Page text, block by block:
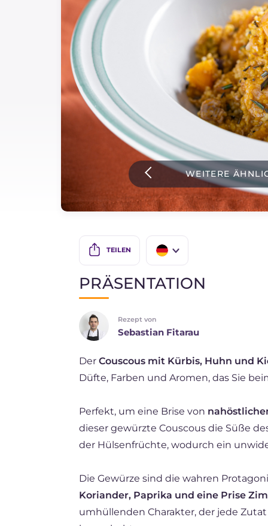
Kuchen und Backwaren
Neueste rezepte
IT Website
Instagram
YouTube
WEITERE
TEILEN
FR
PRÄSENTATION
Rezept von
Sebastian Fitarau
Der Couscous mit Kürbis, Huhn und
Düfte, Farben und Aromen, das Sie
Perfekt, um eine Brise von
dieser gewürzte Couscous die Süße
der Hülsenfrüchte, wodurch ein
Die Gewürze sind die wahren
Koriander, Paprika und eine Prise
umhüllenden Charakter, der jede